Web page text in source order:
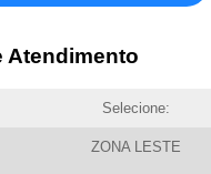
Atendimento
Selecione:
ZONA LESTE